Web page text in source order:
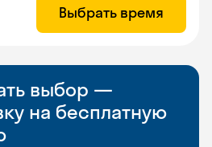
Выбрать время
выбор —
на бесплатную